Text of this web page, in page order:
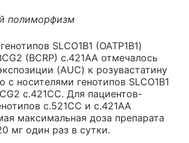
полиморфизм
SLCO1B1 (ОАТР1В1)
(BCRP) c.421АА отмечалось
(AUC) к розувастатину
с носителями генотипов SLCO1B1
c.421СС. Для пациентов-
c.521СС и c.421АА
максимальная доза препарата
мг один раз в сутки.